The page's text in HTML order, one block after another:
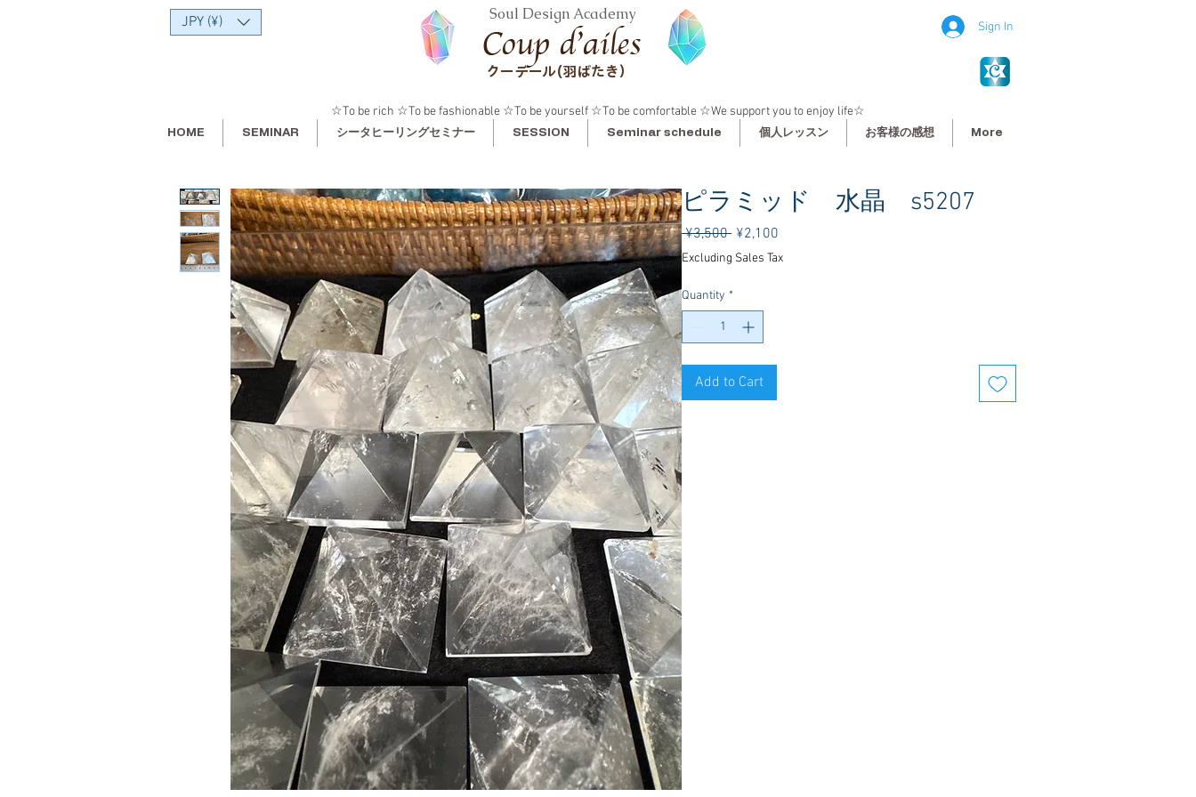
JPY (¥) Soul Design Academy
クーデール(羽ばたき）
Sign In
☆To be rich ☆To be fashionable ☆To be yourself ☆To be comfortable ☆We support you to enjoy life☆
HOME SEMINAR シータヒーリングセミナー SESSION Seminar schedule 個人レッスン お客様の感想 More
ピラミッド 水晶 s5207
¥3,500 Regular
Price
¥2,100
Price
Excluding Sales Tax
Quantity *
Add to Cart